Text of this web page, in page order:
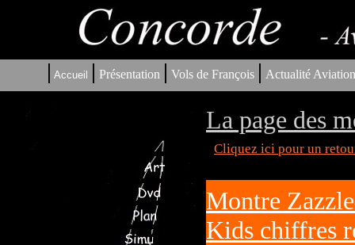
| Accueil | Présentation | Vols de François | Actualité
La page des
Cliquez ici pour un
Montre
Kids chiffres